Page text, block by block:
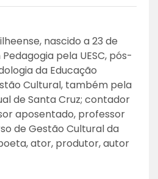
nascido a 23 de
pela UESC, pós-
da Educação
Cultural, também pela
de Santa Cruz; contador
aposentado, professor
de Gestão Cultural da
ator, produtor, autor